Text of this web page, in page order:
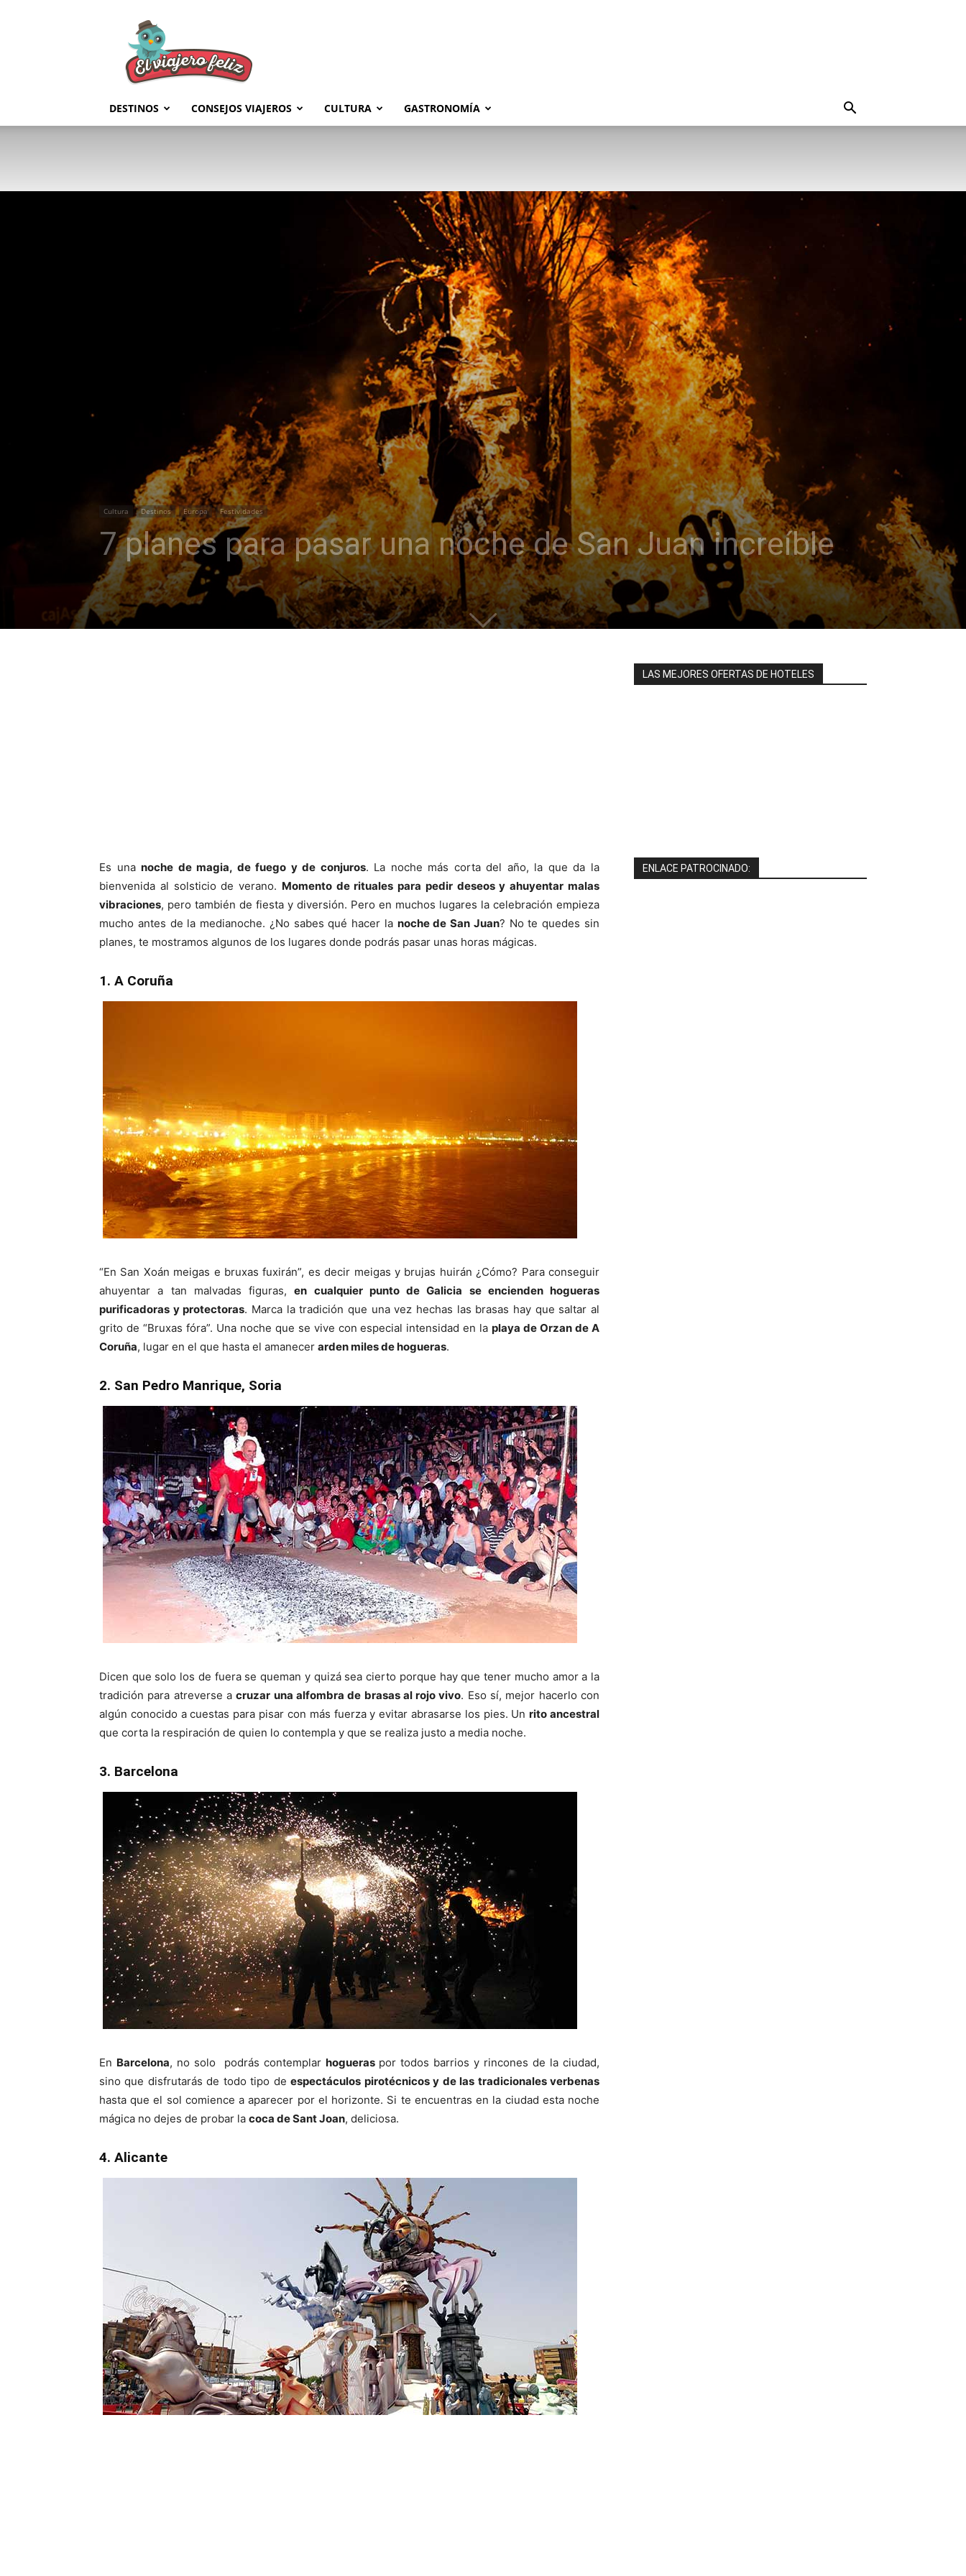
Feliz
DESTINOS CONSEJOS VIAJEROS CULTURA GASTRONOMÍA
Cultura Destinos Europa Festividades
7 planes para pasar una noche de San Juan increíble
Es unanoche de magia, de fuego y de conjuros. La noche más corta del año, la que da la
bienvenida al solsticio de verano. Momento de rituales para pedir deseos y ahuyentar malas
vibraciones, pero también de fiesta y diversión. Pero en muchos lugares la celebración empieza
mucho antes de la medianoche. ¿No sabes qué hacer la noche de San Juan? No te quedes sin
planes, te mostramos algunos de los lugares donde podrás pasar unas horas mágicas.
1. A Coruña
“En San Xoán meigas e bruxas fuxirán”, es decir meigas y brujas huirán ¿Cómo? Para conseguir
ahuyentar a tan malvadas figuras,en cualquier punto de Galicia se encienden hogueras
purificadoras y protectoras. Marca la tradición que una vez hechas las brasas hay que saltar al
grito de “Bruxas fóra”. Una noche que se vive con especial intensidad en laplaya de Orzan de A
Coruña, lugar en el que hasta el amanecer arden miles de hogueras.
2. San Pedro Manrique, Soria
Dicen que solo los de fuera se queman y quizá sea cierto porque hay que tener mucho amor a la
tradición para atreverse acruzar una alfombra de brasas al rojo vivo. Eso sí, mejor hacerlo con
algún conocido a cuestas para pisar con más fuerza y evitar abrasarse los pies. Unrito ancestral
que corta la respiración de quien lo contempla y que se realiza justo a media noche.
3. Barcelona
En Barcelona, no solo podrás contemplar hogueraspor todos barrios y rincones de la ciudad,
sino que disfrutarás de todo tipo deespectáculos pirotécnicos y de las tradicionales verbenas
hasta que el sol comience a aparecer por el horizonte. Si te encuentras en la ciudad esta noche
mágica no dejes de probar la coca de Sant Joan, deliciosa.
4. Alicante
LAS MEJORES OFERTAS DE HOTELES
ENLACE PATROCINADO: